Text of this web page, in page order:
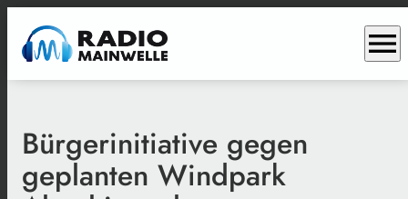
menu
Bürgerinitiative gegen
geplanten Windpark